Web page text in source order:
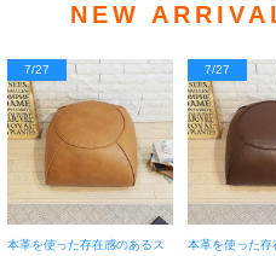
NEW
7/27
本革を使った存在感のあるス
7/27
本革を使った存